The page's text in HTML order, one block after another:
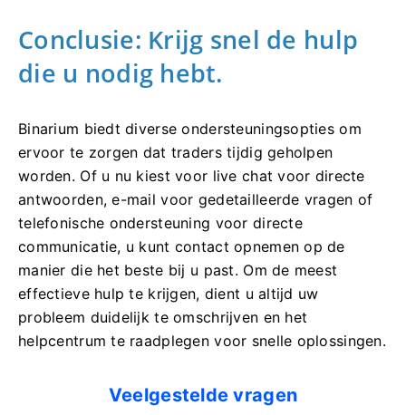
Conclusie: Krijg snel de hulp
die u nodig hebt.
Binarium biedt diverse ondersteuningsopties om
ervoor te zorgen dat traders tijdig geholpen
worden. Of u nu kiest voor live chat voor directe
antwoorden, e-mail voor gedetailleerde vragen of
telefonische ondersteuning voor directe
communicatie, u kunt contact opnemen op de
manier die het beste bij u past. Om de meest
effectieve hulp te krijgen, dient u altijd uw
probleem duidelijk te omschrijven en het
helpcentrum te raadplegen voor snelle oplossingen.
Veelgestelde vragen